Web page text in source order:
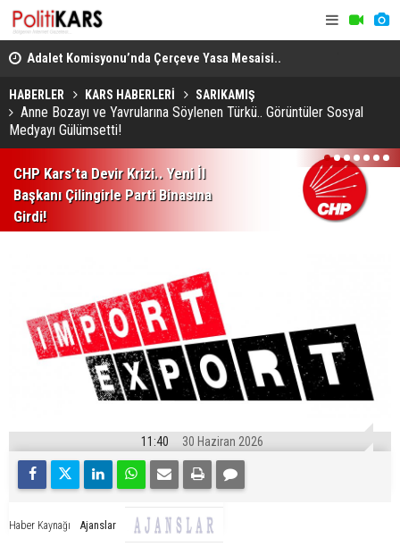
Adalet Komisyonu’nda Çerçeve Yasa Mesaisi..
Görüşmeler Tartışmalarla Başladı!
HABERLER KARS HABERLERİ SARIKAMIŞ
Anne Bozayı ve Yavrularına Söylenen Türkü.. Görüntüler Sosyal
Medyayı Gülümsetti!
CHP Kars’ta Devir Krizi.. Yeni İl
Başkanı Çilingirle Parti Binasına
Girdi!
1 2 3 4 5 6 7
11:40 30 Haziran 2026
Haber Kaynağı Ajanslar